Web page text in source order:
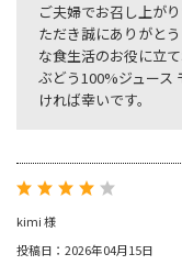
ご夫婦でお召し上が
ただき誠にありがと
な食生活のお役に立
ぶどう100%ジュース
ければ幸いです。
kimi 様
投稿日：2026年04月15日